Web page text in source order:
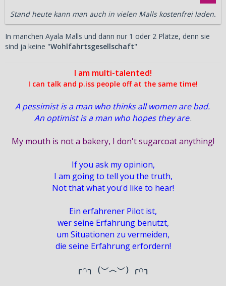
Stand heute kann man auch in vielen Malls kostenfrei laden.
In manchen Ayala Malls und dann nur 1 oder 2 Plätze, denn sie
sind ja keine "Wohlfahrtsgesellschaft"
I am multi-talented!
I can talk and p.iss people off at the same time!
A pessimist is a man who thinks all women are bad.
An optimist is a man who hopes they are.
My mouth is not a bakery, I don't sugarcoat anything!
If you ask my opinion,
I am going to tell you the truth,
Not that what you'd like to hear!
Ein erfahrener Pilot ist,
wer seine Erfahrung benutzt,
um Situationen zu vermeiden,
die seine Erfahrung erfordern!
╭∩╮（︶︿︶）╭∩╮